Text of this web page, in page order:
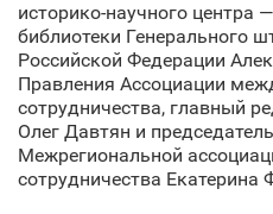
историко-научного центра
библиотеки Генерального
Российской Федерации
Правления Ассоциации
сотрудничества, главный
Олег Давтян и
Межрегиональной
сотрудничества Екатерина